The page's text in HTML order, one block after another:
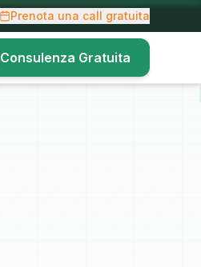
Prenota una call gratuita
Consulenza Gratuita